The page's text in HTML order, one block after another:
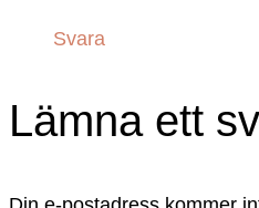
Svara
Lämna ett